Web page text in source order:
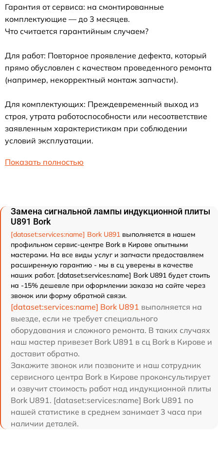
Гарантия от сервиса: на смонтированные
комплектующие — до 3 месяцев.
Что считается гарантийным случаем?
Для работ: Повторное проявление дефекта, который
прямо обусловлен с качеством проведенного ремонта
(например, некорректный монтаж запчасти).
Для комплектующих: Преждевременный выход из
строя, утрата работоспособности или несоответствие
заявленным характеристикам при соблюдении
условий эксплуатации.
Показать полностью
Замена сигнальной лампы индукционной плиты
U891 Bork
[dataset:services:name] Bork U891 выполняется в нашем
профильном сервис-центре Bork в Кирове опытными
мастерами. На все виды услуг и запчасти предоставляем
расширенную гарантию - мы в сц уверены в качестве
наших работ. [dataset:services:name] Bork U891 будет стоить
на -15% дешевле при оформлении заказа на сайте через
звонок или форму обратной связи.
[dataset:services:name] Bork U891 выполняется на
выезде, если не требует специального
оборудования и сложного ремонта. В таких случаях
наш мастер привезет Bork U891 в сц Bork в Кирове и
доставит обратно.
Закажите звонок или позвоните и наш сотрудник
сервисного центра Bork в Кирове проконсультирует
и озвучит стоимость работ над индукционной плиты
Bork U891. [dataset:services:name] Bork U891 по
нашей статистике в среднем занимает 3 часа при
наличии деталей.